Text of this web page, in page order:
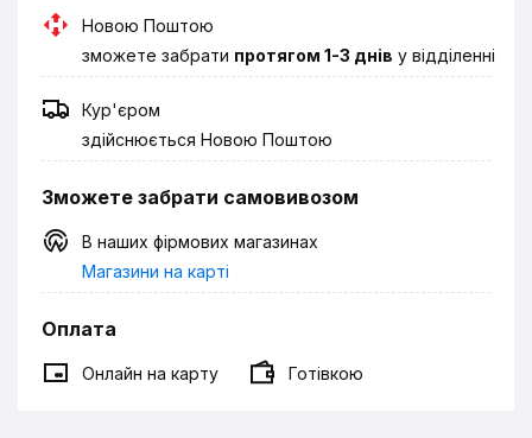
Новою Поштою
зможете забрати протягом 1-3 днів у відділенні
Кур'єром
здійснюється Новою Поштою
Зможете забрати самовивозом
В наших фірмових магазинах
Магазини на карті
Оплата
Онлайн на карту Готівкою